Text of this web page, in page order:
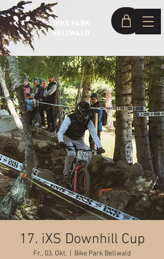
BIKE PARK
BELLWALD
17. iXS Downhill Cup
Fr., 03. Okt. Bike Park Bellwald